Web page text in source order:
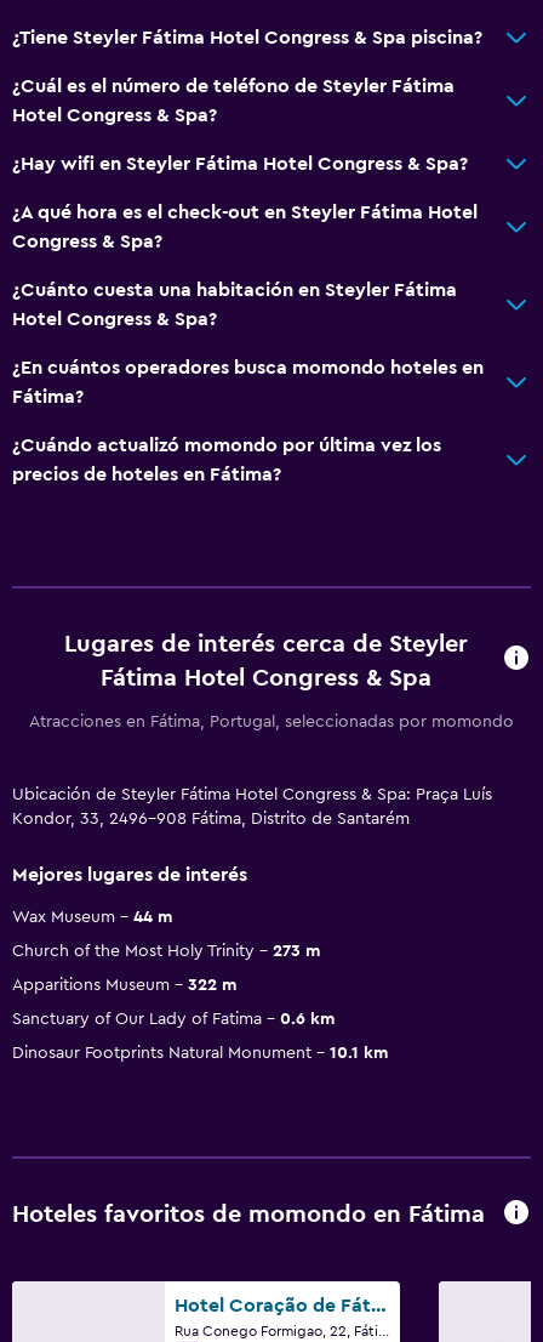
¿Tiene Steyler Fátima Hotel Congress & Spa piscina?
¿Cuál es el número de teléfono de Steyler Fátima
Hotel Congress & Spa?
¿Hay wifi en Steyler Fátima Hotel Congress & Spa?
¿A qué hora es el check-out en Steyler Fátima Hotel
Congress & Spa?
¿Cuánto cuesta una habitación en Steyler Fátima
Hotel Congress & Spa?
¿En cuántos operadores busca momondo hoteles en
Fátima?
¿Cuándo actualizó momondo por última vez los
precios de hoteles en Fátima?
Lugares de interés cerca de Steyler
Fátima Hotel Congress & Spa
Atracciones en Fátima, Portugal, seleccionadas por momondo
Ubicación de Steyler Fátima Hotel Congress & Spa: Praça Luís
Kondor, 33, 2496-908 Fátima, Distrito de Santarém
Mejores lugares de interés
Wax Museum
44 m
Church of the Most Holy Trinity
273 m
Apparitions Museum
322 m
Sanctuary of Our Lady of Fatima
0.6 km
Dinosaur Footprints Natural Monument
10.1 km
Hoteles favoritos de momondo en Fátima
Hotel Coração de Fátima